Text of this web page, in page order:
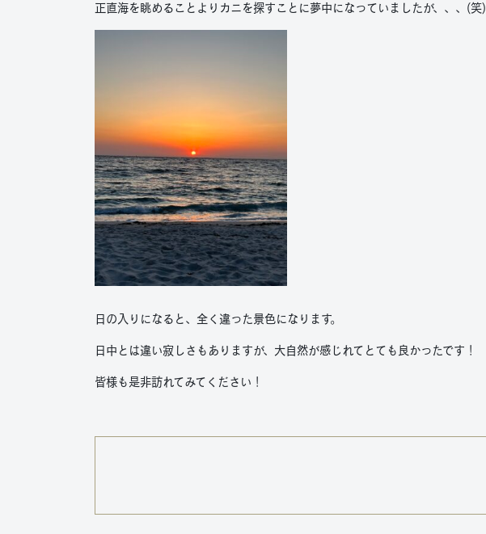
正直海を眺めることよりカニを探すことに夢中になっていましたが、、、(笑)
日の入りになると、全く違った景色になります。
日中とは違い寂しさもありますが、大自然が感じれてとても良かったです！
皆様も是非訪れてみてください！